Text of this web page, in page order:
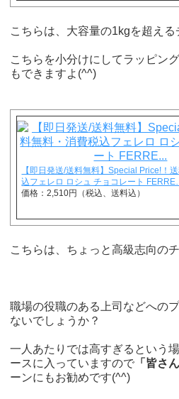
こちらは、大容量の1kgを超える
こちらを小分けにしてラッピン
もできますよ(^^)
【即日発送/送料無料】Special Price!！
込フェレロ ロシュ チョコレート
価格：2,510円（税込、送料込）
こちらは、ちょっと高級志向の
職場の役職のある上司などへの
ないでしょうか？
一人あたりでは高すぎるという
ースに入っていますので 「皆さ
ーンにもお勧めです(^^)